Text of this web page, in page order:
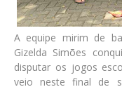
A equipe mirim de
Gizelda Simões
disputar os jogos
veio neste final de